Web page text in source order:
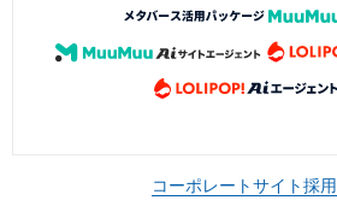
コーポレートサイト採